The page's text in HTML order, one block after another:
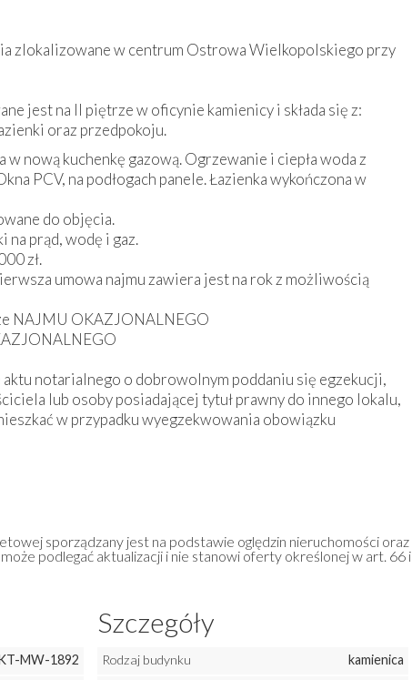
zlokalizowane w centrum Ostrowa Wielkopolskiego przy
jest na II piętrze w oficynie kamienicy i składa się z:
oraz przedpokoju.
nową kuchenkę gazową. Ogrzewanie i ciepła woda z
PCV, na podłogach panele. Łazienka wykończona w
do objęcia.
na prąd, wodę i gaz.
zł.
umowa najmu zawiera jest na rok z możliwością
NAJMU OKAZJONALNEGO
notarialnego o dobrowolnym poddaniu się egzekucji,
lub osoby posiadającej tytuł prawny do innego lokalu,
w przypadku wyegzekwowania obowiązku
sporządzany jest na podstawie oględzin nieruchomości oraz
podlegać aktualizacji i nie stanowi oferty określonej w art. 66 i
MW-1892
Szczegóły
Rodzaj budynku
kamienica